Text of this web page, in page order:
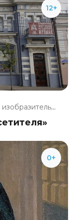
12+
Калужский музей изобразительны...
0+